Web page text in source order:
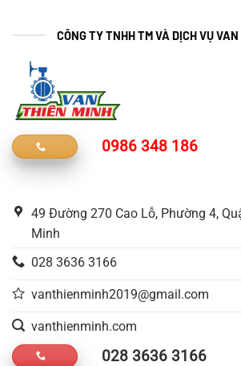
CÔNG TY TNHH TM VÀ DỊCH VỤ
0986 348 186
49 Đường 270 Cao Lỗ, Phường 4,
Minh
028 3636 3166
vanthienminh2019@gmail.com
vanthienminh.com
028 3636 3166